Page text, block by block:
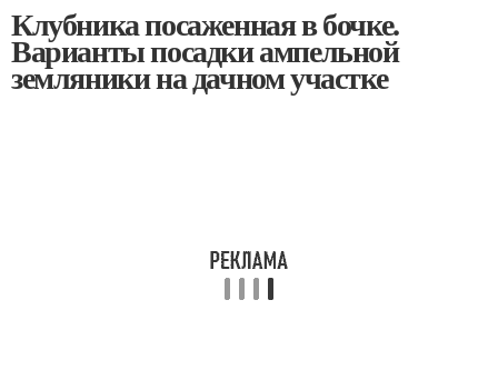
Клубника посаженная в бочке.
Варианты посадки ампельной
земляники на дачном участке